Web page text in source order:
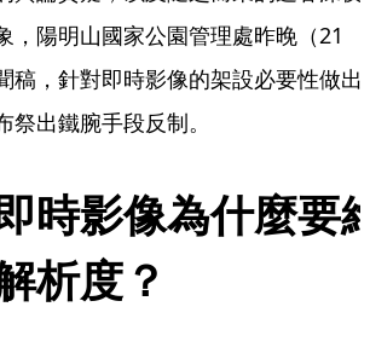
，陽明山國家公園管理處昨晚（21
稿，針對即時影像的架設必要性做出
祭出鐵腕手段反制。
時影像為什麼要
析度？